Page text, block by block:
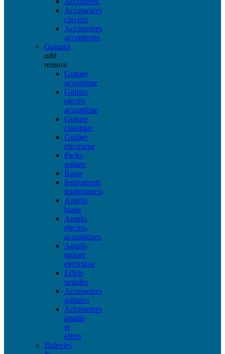
Accessoires
claviers
Accessoires
accordeons
Guitares
add
remove
Guitare
acoustique
Guitare
electro
acoustique
Guitare
classique
Guitare
electrique
Packs
guitare
Basse
Instruments
traditionnels
Amplis
basse
Amplis
electro-
acoustiques
Amplis
guitare
electrique
Effets
pedales
Accessoires
guitares
Accessoires
amplis
et
effets
Batteries